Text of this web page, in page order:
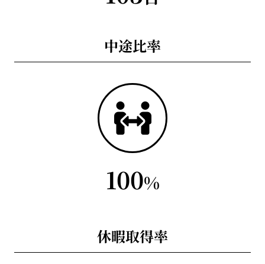
中途比率
100%
休暇取得率